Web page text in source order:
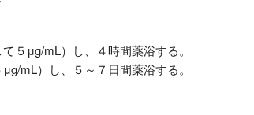
５μg/mL）し、４時間薬浴する。
mL）し、５～７日間薬浴する。